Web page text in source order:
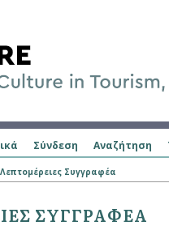
Σύνδεση Αναζήτηση
Λεπτομέρειες Συγγραφέα
ΣΥΓΓΡΑΦΈΑ